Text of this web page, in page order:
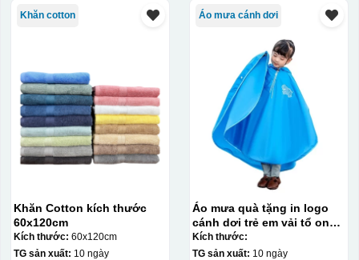
Khăn cotton
Khăn Cotton kích thước
60x120cm
Kích thước: 60x120cm
TG sản xuất: 10 ngày
Áo mưa cánh dơi
Áo mưa quà tặng in logo
cánh dơi trẻ em vải tổ ong
KQ-AM11
Kích thước:
TG sản xuất: 10 ngày